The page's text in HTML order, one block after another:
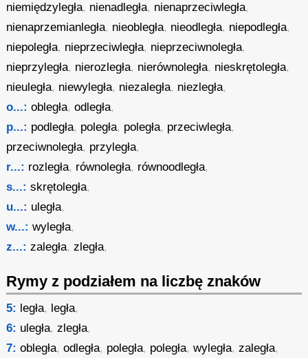
niemiędzyległa, nienadległa, nienaprzeciwległa,
nienaprzemianległa, nieobległa, nieodległa, niepodległa,
niepoległa, nieprzeciwległa, nieprzeciwnoległa,
nieprzyległa, nierozległa, nierównoległa, nieskrętoległa,
nieuległa, niewyległa, niezaległa, niezległa,
o...: obległa,odległa,
p...: podległa, poległa, poległa, przeciwległa,
przeciwnoległa, przyległa,
r...: rozległa, równoległa, równoodległa,
s...: skrętoległa,
u...: uległa,
w...: wyległa,
z...: zaległa,zległa,
Rymy z podziałem na liczbę znaków
5: legła, legła,
6: uległa,zległa,
7: obległa,odległa, poległa, poległa,wyległa,zaległa,